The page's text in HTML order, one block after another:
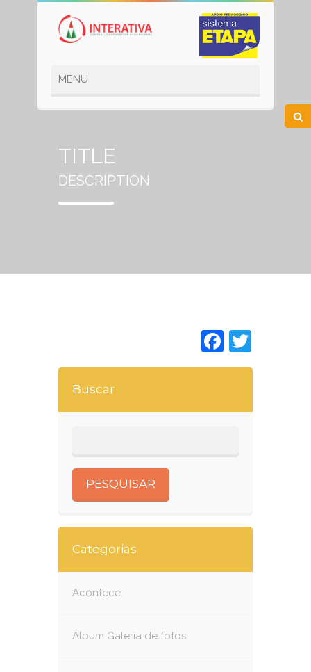
TITLE
DESCRIPTION
Buscar
Categorias
Acontece
Álbum Galeria de fotos